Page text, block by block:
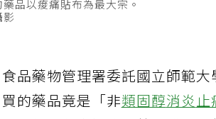
品以痠痛貼布為最大宗。
食品藥物管理署委託國立師範
買的藥品竟是「非類固醇消炎